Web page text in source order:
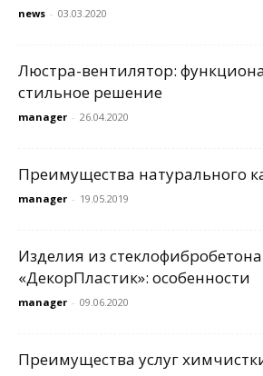
news - 03.03.2020
Люстра-вентилятор:
стильное решение
manager - 26.04.2020
Преимущества натурального
manager - 19.05.2019
Изделия из
«ДекорПластик»: особенности
manager - 09.06.2020
Преимущества услуг